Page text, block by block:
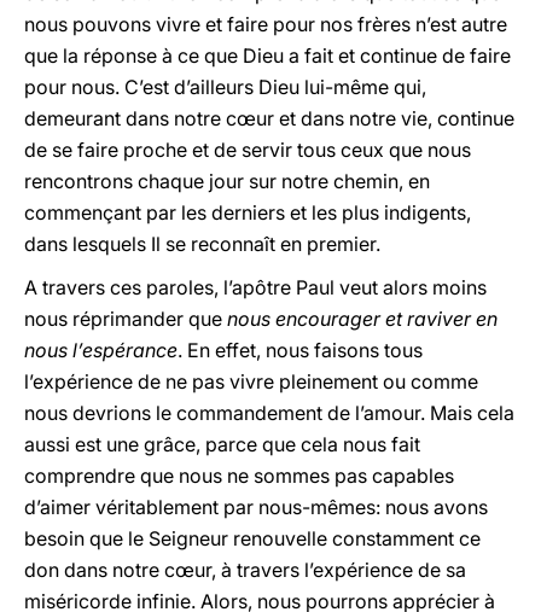
nous pouvons vivre et faire pour nos frères n’est autre
que la réponse à ce que Dieu a fait et continue de faire
pour nous. C’est d’ailleurs Dieu lui-même qui,
demeurant dans notre cœur et dans notre vie, continue
de se faire proche et de servir tous ceux que nous
rencontrons chaque jour sur notre chemin, en
commençant par les derniers et les plus indigents,
dans lesquels Il se reconnaît en premier.
A travers ces paroles, l’apôtre Paul veut alors moins
nous réprimander que nous encourager et raviver en
nous l’espérance. En effet, nous faisons tous
l’expérience de ne pas vivre pleinement ou comme
nous devrions le commandement de l’amour. Mais cela
aussi est une grâce, parce que cela nous fait
comprendre que nous ne sommes pas capables
d’aimer véritablement par nous-mêmes: nous avons
besoin que le Seigneur renouvelle constamment ce
don dans notre cœur, à travers l’expérience de sa
miséricorde infinie. Alors, nous pourrons apprécier à